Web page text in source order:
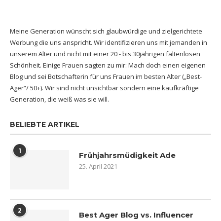
Meine Generation wünscht sich glaubwürdige und zielgerichtete
Werbung die uns anspricht. Wir identifizieren uns mit jemanden in
unserem Alter und nicht mit einer 20 - bis 30jährigen faltenlosen
Schönheit. Einige Frauen sagten zu mir: Mach doch einen eigenen
Blog und sei Botschafterin für uns Frauen im besten Alter („Best-
Ager“/ 50+). Wir sind nicht unsichtbar sondern eine kaufkräftige
Generation, die weiß was sie will.
BELIEBTE ARTIKEL
1 Frühjahrsmüdigkeit Ade
25. April 2021
2
Best Ager Blog vs. Influencer